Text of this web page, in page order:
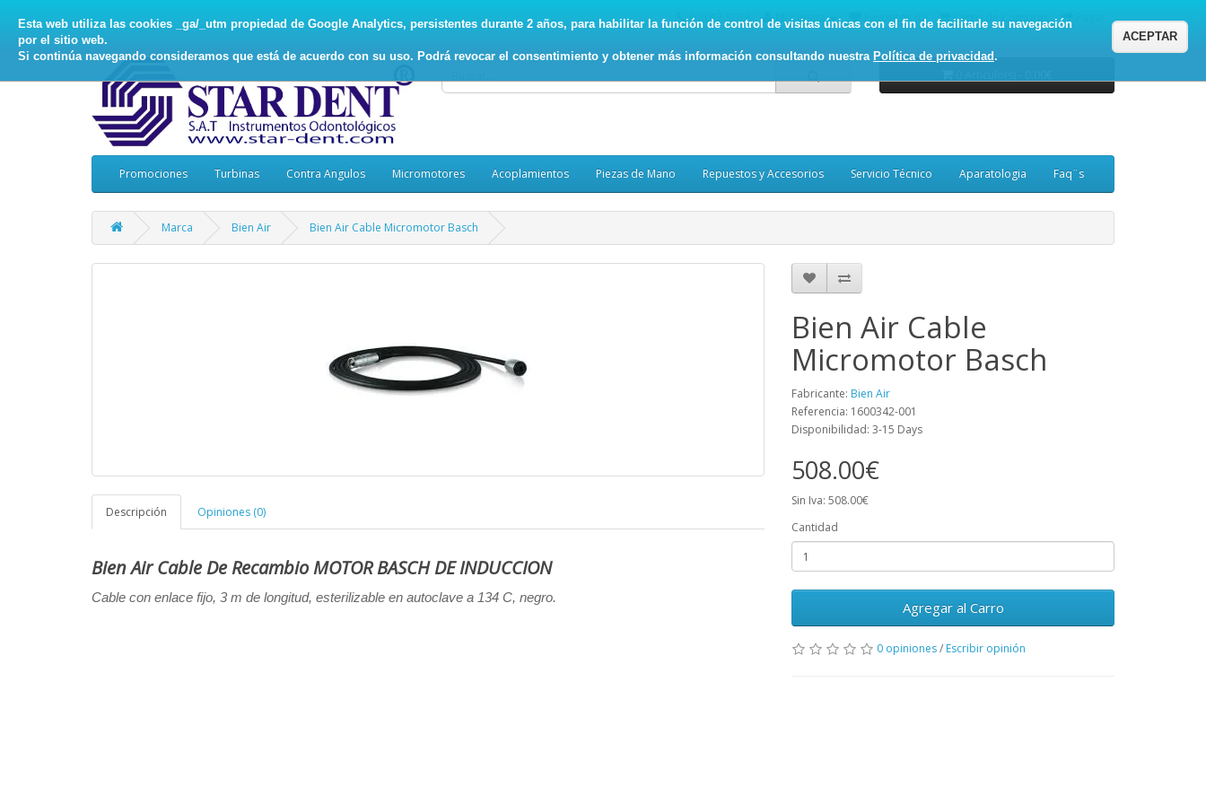
Esta web utiliza las cookies _ga/_utm propiedad de Google Analytics, persistentes durante 2 años, para habilitar la función de control de visitas únicas con el fin de facilitarle su navegación
por el sitio web.
Si continúa navegando consideramos que está de acuerdo con su uso. Podrá revocar el consentimiento y obtener más información consultando nuestra Política de privacidad.
ACEPTAR
93.017.5078 Mi Cuenta Favoritos (0) Carro de Compras
Promociones Turbinas Contra Angulos Micromotores Acoplamientos Piezas de Mano Repuestos y Accesorios Servicio Técnico Aparatologia Faq¨s
Marca Bien Air Bien Air Cable Micromotor Basch
Descripción Opiniones (0)
Bien Air Cable De Recambio MOTOR BASCH DE INDUCCION
Cable con enlace fijo, 3 m de longitud, esterilizable en autoclave a 134 C, negro.
Bien Air Cable
Micromotor Basch
Fabricante: Bien Air
Referencia: 1600342-001
Disponibilidad: 3-15 Days
508.00€
Sin Iva: 508.00€
Cantidad
Agregar al Carro
0 opiniones/ Escribir opinión